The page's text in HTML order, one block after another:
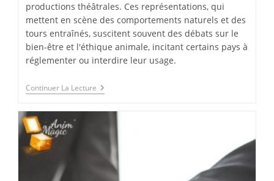
productions théâtrales. Ces représentations, qui
mettent en scène des comportements naturels et des
tours entraînés, suscitent souvent des débats sur le
bien-être et l'éthique animale, incitant certains pays à
réglementer ou interdire leur usage.
Continuer La Lecture Les
Animaux
Spectacle:
Connaissez?